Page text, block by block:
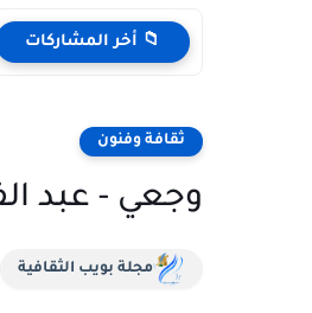
📁 أخر المشاركات
ثقافة وفنون
وجعي - عبد
مجلة بويب الثقافية